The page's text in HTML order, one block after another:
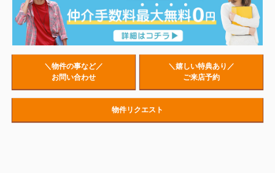
＼物件の事など／
お問い合わせ
＼嬉しい特典あり／
ご来店予約
物件リクエスト